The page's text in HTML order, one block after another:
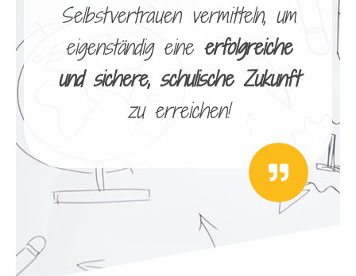
Selbstvertrauen vermitteln, um
eigenständig eine erfolgreiche
und sichere, schulische Zukunft
zu erreichen!